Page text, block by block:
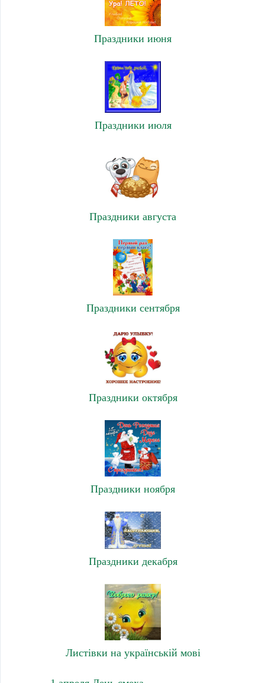
Праздники июня
Праздники июля
Праздники августа
Праздники сентября
Праздники октября
Праздники ноября
Праздники декабря
Листівки на українській мові